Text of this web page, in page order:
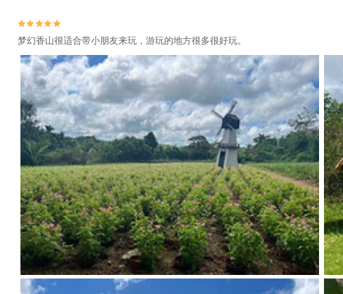


梦幻香山很适合带小朋友来玩，游玩的地方很多很好玩。